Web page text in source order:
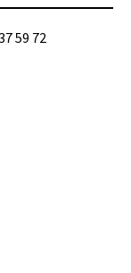
59 72